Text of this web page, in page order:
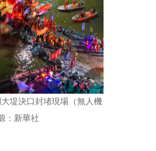
堤決口封堵現場（無人機
：新華社